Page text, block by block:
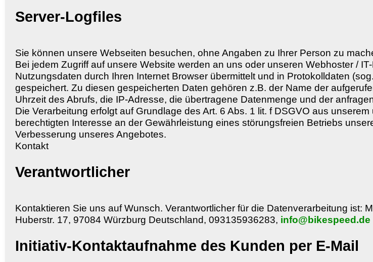
Server-Logfiles
Sie können unsere Webseiten besuchen, ohne Angaben zu Ihrer Person zu
Bei jedem Zugriff auf unsere Website werden an uns oder unseren Webhoster /
Nutzungsdaten durch Ihren Internet Browser übermittelt und in Protokolldaten
gespeichert. Zu diesen gespeicherten Daten gehören z.B. der Name der
Uhrzeit des Abrufs, die IP-Adresse, die übertragene Datenmenge und der
Die Verarbeitung erfolgt auf Grundlage des Art. 6 Abs. 1 lit. f DSGVO aus
berechtigten Interesse an der Gewährleistung eines störungsfreien Betriebs
Verbesserung unseres Angebotes.
Kontakt
Verantwortlicher
Kontaktieren Sie uns auf Wunsch. Verantwortlicher für die Datenverarbeitung ist:
Huberstr. 17, 97084 Würzburg Deutschland, 093135936283, info@bikespeed.de
Initiativ-Kontaktaufnahme des Kunden per E-Mail